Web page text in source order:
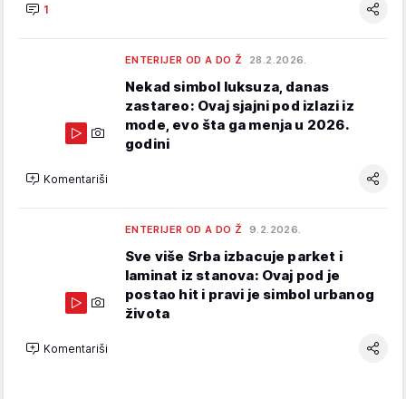
1
ENTERIJER OD A DO Ž 28.2.2026.
Nekad simbol luksuza, danas
zastareo: Ovaj sjajni pod izlazi iz
mode, evo šta ga menja u 2026.
godini
Komentariši
ENTERIJER OD A DO Ž 9.2.2026.
Sve više Srba izbacuje parket i
laminat iz stanova: Ovaj pod je
postao hit i pravi je simbol urbanog
života
Komentariši